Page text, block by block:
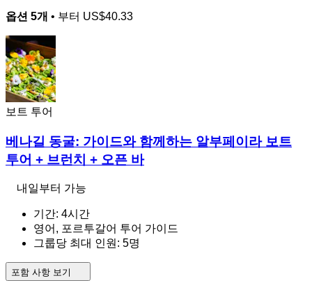
옵션 5개 • 부터 US$40.33
보트 투어
베나길 동굴: 가이드와 함께하는 알부페이라 보트
투어 + 브런치 + 오픈 바
내일부터 가능
기간: 4시간
영어, 포르투갈어 투어 가이드
그룹당 최대 인원: 5명
포함 사항 보기